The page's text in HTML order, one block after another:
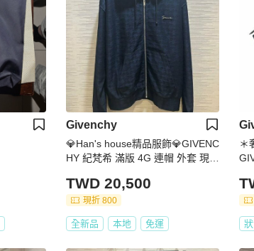
Givenchy
💎Han's house精品服飾💎GIVENC
HY 紀梵希 滿版 4G 連帽 外套 現貨
TWD 20,500
現折 800
全新品 本地 免運
＊